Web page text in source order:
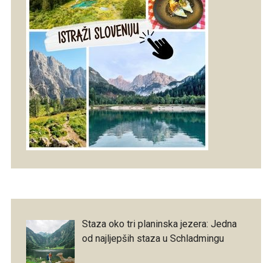
Staza oko tri planinska jezera: Jedna
od najljepših staza u Schladmingu